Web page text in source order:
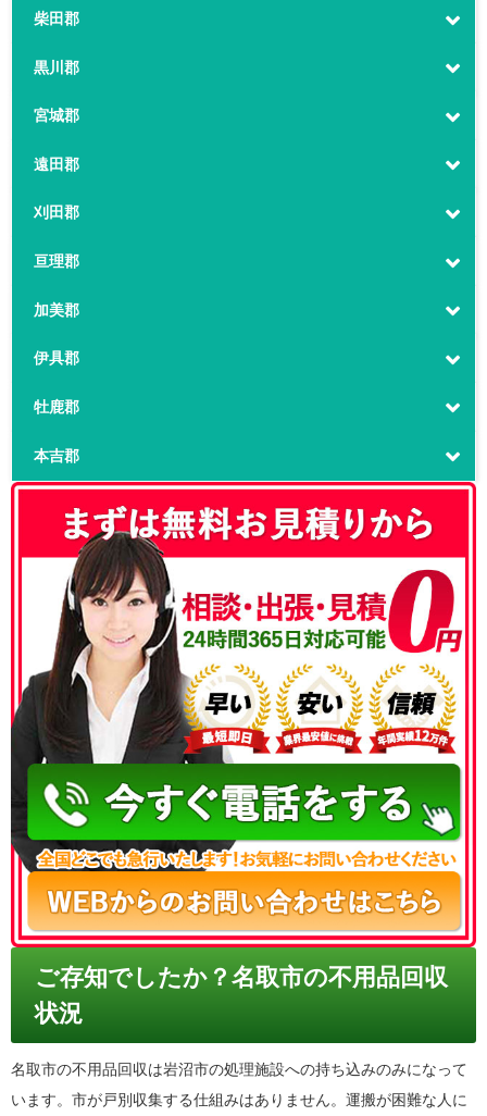
柴田郡
黒川郡
宮城郡
遠田郡
刈田郡
亘理郡
加美郡
伊具郡
牡鹿郡
本吉郡
050-3186-4780
ご存知でしたか？名取市の不用品回収
状況
名取市の不用品回収は岩沼市の処理施設への持ち込みのみになって
います。市が戸別収集する仕組みはありません。運搬が困難な人に